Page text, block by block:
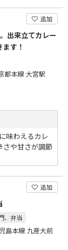
追加
出来立てカレー
す！
都本線 大宮駅
味わえるカレ
さや甘さが調節
追加
、弁当
島本線 九産大前